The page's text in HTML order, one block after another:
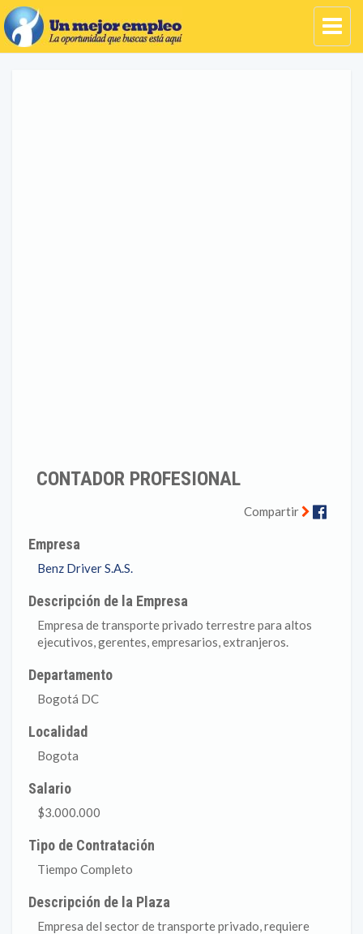
CONTADOR PROFESIONAL
Compartir
Empresa
Benz Driver S.A.S.
Descripción de la Empresa
Empresa de transporte privado terrestre para altos
ejecutivos, gerentes, empresarios, extranjeros.
Departamento
Bogotá DC
Localidad
Bogota
Salario
$3.000.000
Tipo de Contratación
Tiempo Completo
Descripción de la Plaza
Empresa del sector de transporte privado, requiere